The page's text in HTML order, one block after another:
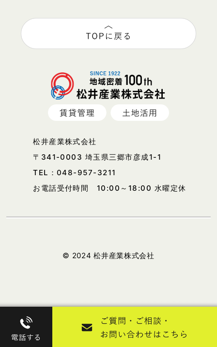
松井産業株式会社
〒341-0003 埼玉県三郷市彦成1-1
TEL： 048-957-3211
お電話受付時間 10:00～18:00 水曜定休
© 2024 松井産業株式会社